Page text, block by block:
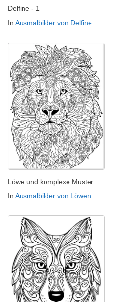
Delfine - 1
In Ausmalbilder von Delfine
Löwe und komplexe Muster
In Ausmalbilder von Löwen